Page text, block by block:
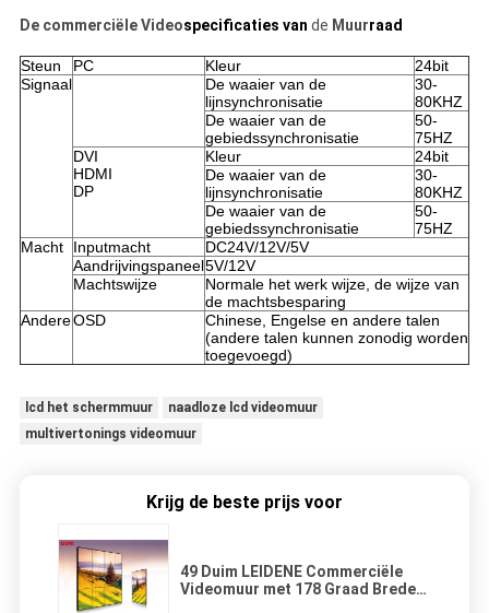
De commerciële Videospecificaties van de Muurraad
Steun PC Kleur
24bit
Signaal
De waaier van de
lijnsynchronisatie
30-
80KHZ
De waaier van de
gebiedssynchronisatie
50-
75HZ
DVI
HDMI
DP
Kleur
24bit
De waaier van de
lijnsynchronisatie
30-
80KHZ
De waaier van de
gebiedssynchronisatie
50-
75HZ
Macht
Inputmacht
DC24V/12V/5V
Aandrijvingspaneel5V/12V
Machtswijze
Normale het werk wijze, de wijze van
de machtsbesparing
AndereOSD
Chinese, Engelse en andere talen
(andere talen kunnen zonodig worden
toegevoegd)
lcd het schermmuur
naadloze lcd videomuur
multivertonings videomuur
Krijg de beste prijs voor
49 Duim LEIDENE Commerciële
Videomuur met 178 Graad Brede